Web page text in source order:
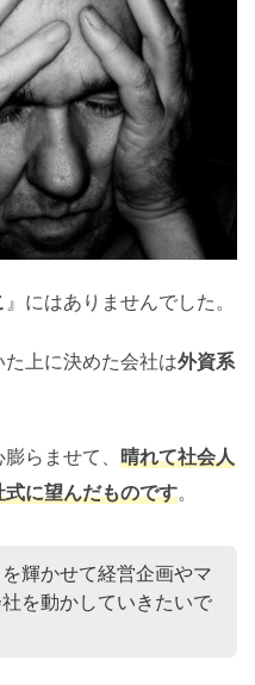
』にはありませんでした。
上に決めた会社は外資系
らませて、 晴れて社会人
に望んだものです。
輝かせて経営企画やマ
を動かしていきたいで